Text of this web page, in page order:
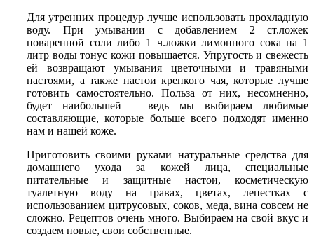
Для утренних процедур лучше использовать прохладную
воду. При умывании с добавлением 2 ст.ложек
поваренной соли либо 1 ч.ложки лимонного сока на 1
литр воды тонус кожи повышается. Упругость и свежесть
ей возвращают умывания цветочными и травяными
настоями, а также настои крепкого чая, которые лучше
готовить самостоятельно. Польза от них, несомненно,
будет наибольшей – ведь мы выбираем любимые
составляющие, которые больше всего подходят именно
нам и нашей коже.
Приготовить своими руками натуральные средства для
домашнего ухода за кожей лица, специальные
питательные и защитные настои, косметическую
туалетную воду на травах, цветах, лепестках с
использованием цитрусовых, соков, меда, вина совсем не
сложно. Рецептов очень много. Выбираем на свой вкус и
создаем новые, свои собственные.